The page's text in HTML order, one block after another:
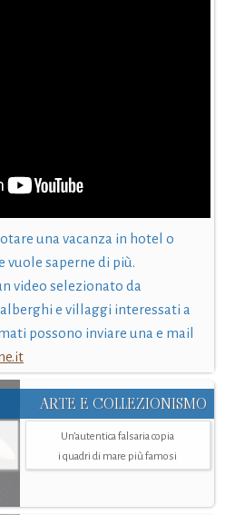
una vacanza in hotel o
vuole saperne di più.
video selezionato da
e villaggi interessati a
possono inviare una e mail
ARTE E COLLEZIONISMO
Un’autentica falsaria copia
i quadri di mare più famosi